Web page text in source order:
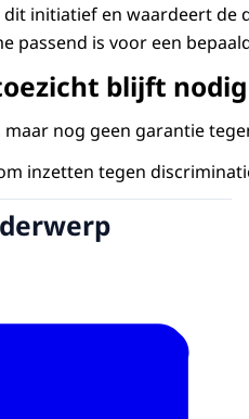
initiatief en waardeert de
passend is voor een
blijft
maar nog geen garantie
inzetten tegen